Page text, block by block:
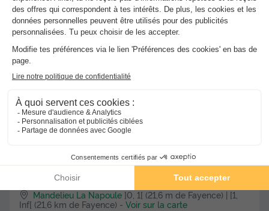
Voir les hébergements
Pierre & Vacances Premium Résidence Les Rives
de Cannes - Mandelieu
Mandelieu La Napoule ]0, 1[ (21,6 m de Fayence) | [1,
Inf[ (21,6 km de Fayence) - Voir sur la carte